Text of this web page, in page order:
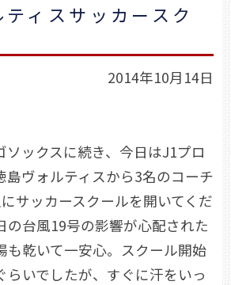
ィスサッカースク
2014年10月14日
ソックスに続き、今日はJ1プロ
島ヴォルティスから3名のコーチ
サッカースクールを開いてくだ
の台風19号の影響が心配された
も乾いて一安心。スクール開始
らいでしたが、すぐに汗をいっ